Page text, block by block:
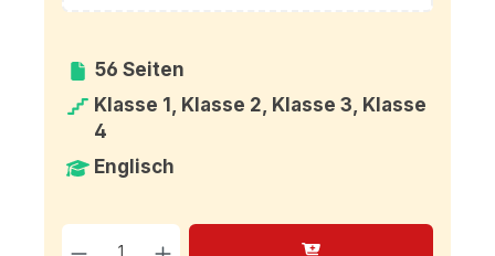
56 Seiten
Klasse 1, Klasse 2, Klasse 3, Klasse
4
Englisch
Produkt Anzahl: Gib den